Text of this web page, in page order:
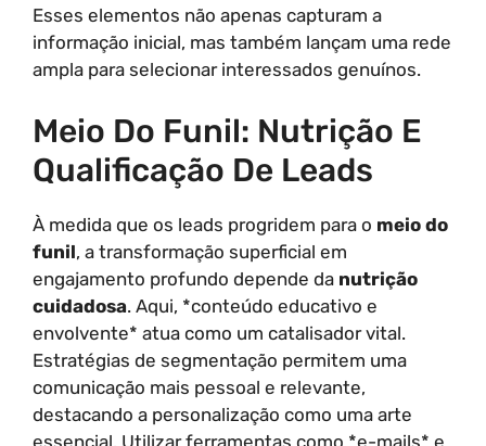
Esses elementos não apenas capturam a
informação inicial, mas também lançam uma rede
ampla para selecionar interessados genuínos.
Meio Do Funil: Nutrição E
Qualificação De Leads
À medida que os leads progridem para o meio do
funil, a transformação superficial em
engajamento profundo depende da nutrição
cuidadosa. Aqui, *conteúdo educativo e
envolvente* atua como um catalisador vital.
Estratégias de segmentação permitem uma
comunicação mais pessoal e relevante,
destacando a personalização como uma arte
essencial. Utilizar ferramentas como *e-mails* e